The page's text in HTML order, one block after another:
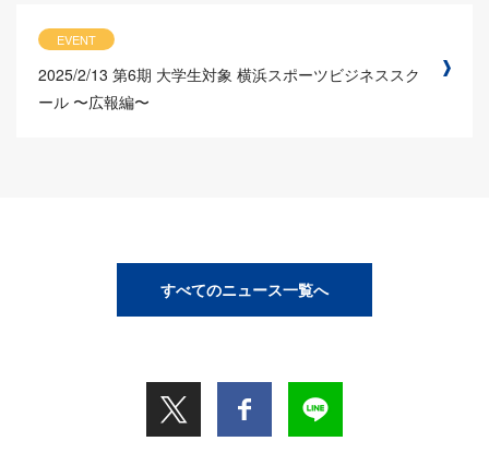
EVENT
2025/2/13 第6期 大学生対象 横浜スポーツビジネススク
ール 〜広報編〜
すべてのニュース一覧へ